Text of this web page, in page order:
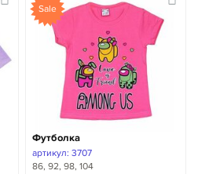
Sale
Футболка
артикул: 3707
86, 92, 98, 104